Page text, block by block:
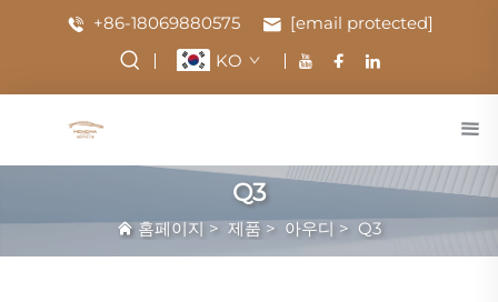
+86-18069880575
[email protected]
KO
Q3
홈페이지 > 제품 > 아우디 > Q3